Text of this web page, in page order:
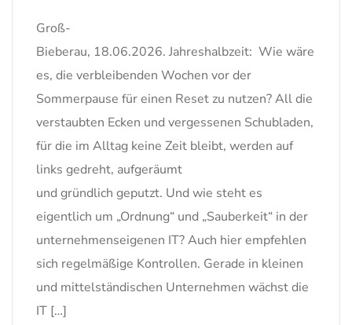
Groß-
Bieberau, 18.06.2026. Jahreshalbzeit: Wie wäre
es, die verbleibenden Wochen vor der
Sommerpause für einen Reset zu nutzen? All die
verstaubten Ecken und vergessenen Schubladen,
für die im Alltag keine Zeit bleibt, werden auf
links gedreht, aufgeräumt
und gründlich geputzt. Und wie steht es
eigentlich um „Ordnung“ und „Sauberkeit“ in der
unternehmenseigenen IT? Auch hier empfehlen
sich regelmäßige Kontrollen. Gerade in kleinen
und mittelständischen Unternehmen wächst die
IT […]